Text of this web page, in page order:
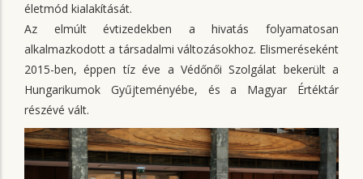
életmód kialakítását.
Az elmúlt évtizedekben a hivatás folyamatosan
alkalmazkodott a társadalmi változásokhoz. Elismeréseként
2015-ben, éppen tíz éve a Védőnői Szolgálat bekerült a
Hungarikumok Gyűjteményébe, és a Magyar Értéktár
részévé vált.